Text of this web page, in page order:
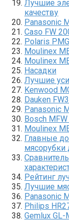
Лучшие
качеству
Panasonic
Caso FW
Polaris
Moulinex
Moulinex
Насадки
Лучшие
Kenwood
Dauken
Panasonic
Bosch
Moulinex
Главные
мясорубки
Рейтинг
Лучшие
Panasonic
Philips
Gemlux GL-